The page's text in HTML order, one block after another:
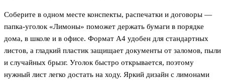
Соберите в одном месте конспекты, распечатки и договоры —
папка-уголок «Лимоны» поможет держать бумаги в порядке
дома, в школе и в офисе. Формат А4 удобен для стандартных
листов, а гладкий пластик защищает документы от заломов, пыли
и случайных брызг. Уголок быстро открывается, поэтому
нужный лист легко достать на ходу. Яркий дизайн с лимонами